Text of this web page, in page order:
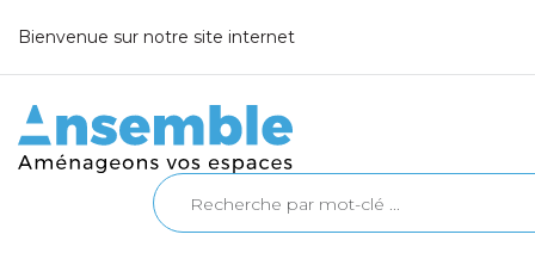
Bienvenue sur notre site internet